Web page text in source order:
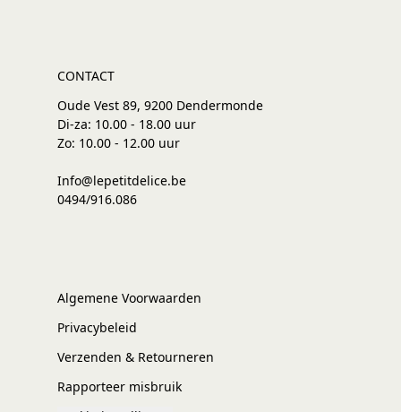
CONTACT
Oude Vest 89, 9200 Dendermonde
Di-za: 10.00 - 18.00 uur
Zo: 10.00 - 12.00 uur
Info@lepetitdelice.be
0494/916.086
Algemene Voorwaarden
Privacybeleid
Verzenden & Retourneren
Rapporteer misbruik